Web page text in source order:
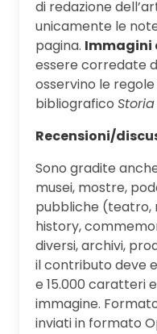
di redazione
unicamente le
pagina. Immagini
essere corredate
osservino le
bibliografico
Recensioni/
Sono gradite
musei, mostre,
pubbliche (teatro,
history,
diversi, archivi,
il contributo deve
e 15.000 caratteri
immagine.
inviati in formato